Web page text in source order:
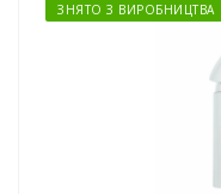
ЗНЯТО З ВИРОБНИЦТВА